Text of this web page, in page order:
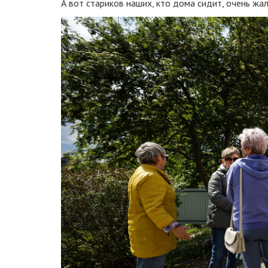
А вот стариков наших, кто дома сидит, очень